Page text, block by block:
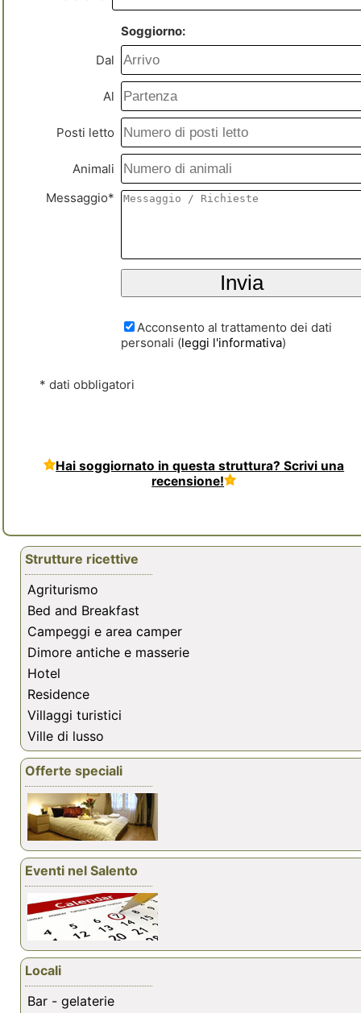
Soggiorno:
Dal
Al
Posti letto
Animali
Messaggio*
Acconsento al trattamento dei dati
personali (leggi l'informativa)
* dati obbligatori
Hai soggiornato in questa struttura? Scrivi una
recensione!
Strutture ricettive
Agriturismo
Bed and Breakfast
Campeggi e area camper
Dimore antiche e masserie
Hotel
Residence
Villaggi turistici
Ville di lusso
Offerte speciali
Eventi nel Salento
Locali
Bar - gelaterie